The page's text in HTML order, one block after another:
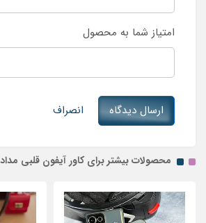
امتیاز شما به محصول
ارسال دیدگاه انصراف
محصولات بیشتر برای کاور آیفون قلبی